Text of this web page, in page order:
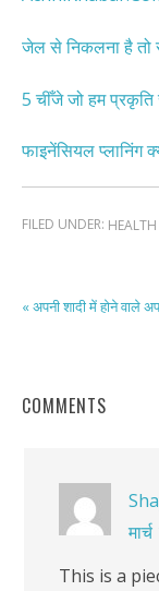
जेल से निकलना है तो
5 चीँजे जो हम
फाइनेंसियल प्लानिंग
FILED UNDER:
« अपनी शादी में होने वाले
COMMENTS
This is a